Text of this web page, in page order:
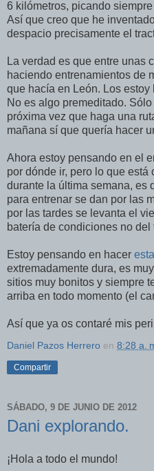
6 kilómetros, picando
Así que creo que he
despacio precisamente el
La verdad es que entre unas
haciendo entrenamientos de
que hacía en León. Los
No es algo premeditado.
próxima vez que haga una
mañana sí que quería hacer
Ahora estoy pensando en el
por dónde ir, pero lo que
durante la última semana, es
para entrenar se dan por las
por las tardes se levanta el
batería de condiciones no
Estoy pensando en hacer
extremadamente dura, es
sitios muy bonitos y siempre
arriba en todo momento (el
Así que ya os contaré mis
Daniel Pazos Herrero en 8:28 a.
Compartir
SÁBADO, 9 DE JUNIO DE 2012
Dani explorando.
¡Hola a todo el mundo!